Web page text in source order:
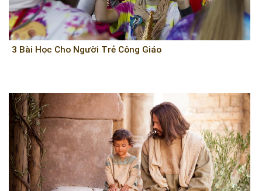
3 Bài Học Cho Người Trẻ Công Giáo